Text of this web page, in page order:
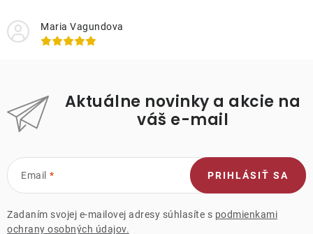
Maria Vagundova
Aktuálne novinky a akcie na
váš e-mail
Email
Zadaním svojej e-mailovej adresy súhlasíte s podmienkami
ochrany osobných údajov.
PRIHLÁSIŤ SA